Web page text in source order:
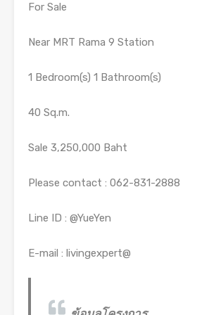
For Sale
Near MRT Rama 9 Station
1 Bedroom(s) 1 Bathroom(s)
40 Sq.m.
Sale 3,250,000 Baht
Please contact : 062-831-2888
Line ID : @YueYen
E-mail : livingexpert@